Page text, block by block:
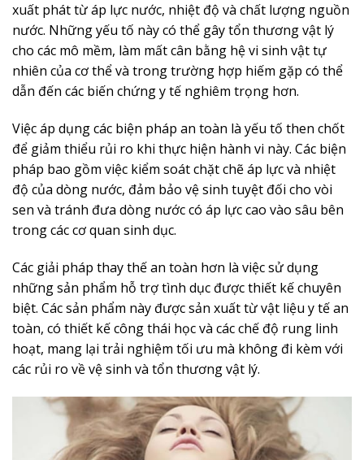
xuất phát từ áp lực nước, nhiệt độ và chất lượng nguồn
nước. Những yếu tố này có thể gây tổn thương vật lý
cho các mô mềm, làm mất cân bằng hệ vi sinh vật tự
nhiên của cơ thể và trong trường hợp hiếm gặp có thể
dẫn đến các biến chứng y tế nghiêm trọng hơn.
Việc áp dụng các biện pháp an toàn là yếu tố then chốt
để giảm thiểu rủi ro khi thực hiện hành vi này. Các biện
pháp bao gồm việc kiểm soát chặt chẽ áp lực và nhiệt
độ của dòng nước, đảm bảo vệ sinh tuyệt đối cho vòi
sen và tránh đưa dòng nước có áp lực cao vào sâu bên
trong các cơ quan sinh dục.
Các giải pháp thay thế an toàn hơn là việc sử dụng
những sản phẩm hỗ trợ tình dục được thiết kế chuyên
biệt. Các sản phẩm này được sản xuất từ vật liệu y tế an
toàn, có thiết kế công thái học và các chế độ rung linh
hoạt, mang lại trải nghiệm tối ưu mà không đi kèm với
các rủi ro về vệ sinh và tổn thương vật lý.